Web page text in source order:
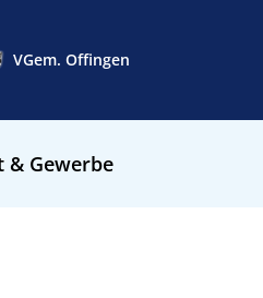
VGem. Offingen
& Gewerbe